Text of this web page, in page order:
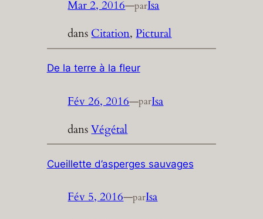
Mar 2, 2016—parIsa
dansCitation, Pictural
De la terre à la fleur
Fév 26, 2016—parIsa
dansVégétal
Cueillette d’asperges sauvages
Fév 5, 2016—parIsa